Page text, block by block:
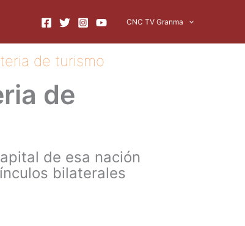
CNC TV Granma
de turismo
de
de esa nación
bilaterales